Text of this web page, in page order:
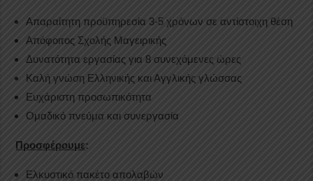
Απαραίτητη προϋπηρεσία 3-5 χρόνων σε αντίστοιχη θέση
Απόφοιτος Σχολής Μαγειρικής
Δυνατότητα εργασίας για 8 συνεχόμενες ώρες
Καλή γνώση Ελληνικής και Αγγλικής γλώσσας
Ευχάριστη προσωπικότητα
Ομαδικό πνεύμα και συνεργασία
Προσφέρουμε:
Ελκυστικό πακέτο απολαβών